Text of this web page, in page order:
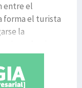
entre el
forma el turista
la